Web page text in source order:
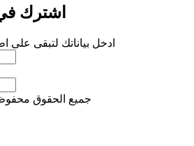
اشترك في
ادخل بياناتك لتبقى
جميع الحقوق محفوظة